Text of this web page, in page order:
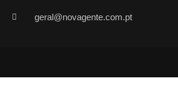
geral@novagente.com.pt